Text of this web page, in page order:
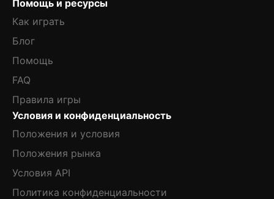
Помощь и ресурсы
Как играть
Блог
Помощь
FAQ
Правила игры
Условия и конфиденциальность
Положения и условия
Положения рынка
Условия API
Политика конфиденциальности